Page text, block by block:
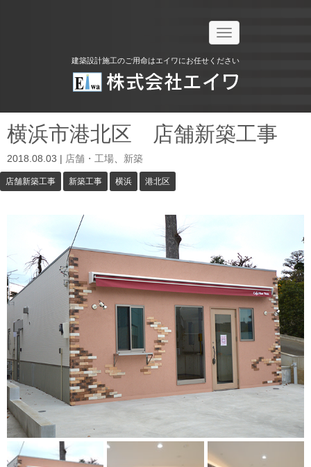
N
a
i
g
a
n
建築設計施工のご用命はエイワにお任せください
横浜市港北区 店舗新築工事
2018.08.03 | 店舗・工場 新築
店舗新築工事 新築工事 横浜 港北区